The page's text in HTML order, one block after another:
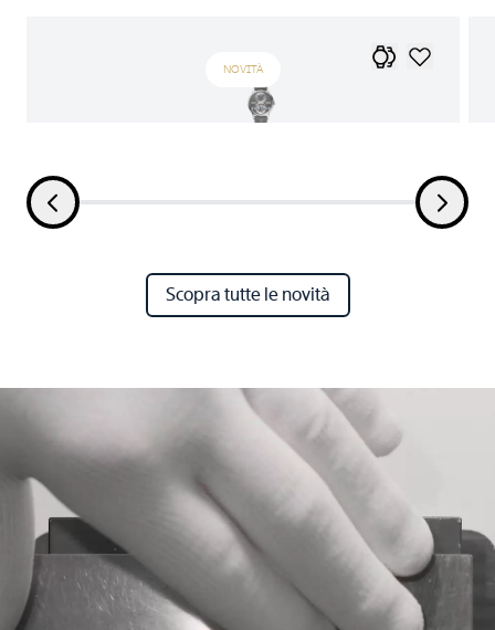
NOVITÀ
Scopra tutte le novità